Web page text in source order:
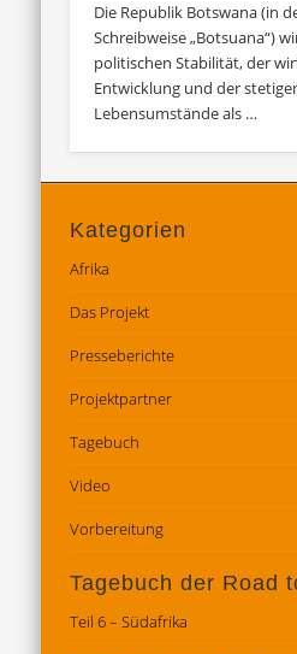
Die Republik Botswana (in
Schreibweise „Botsuana“)
politischen Stabilität, der
Entwicklung und der
Lebensumstände als …
Kategorien
Afrika
Das Projekt
Presseberichte
Projektpartner
Tagebuch
Video
Vorbereitung
Tagebuch der Road
Teil 6 – Südafrika